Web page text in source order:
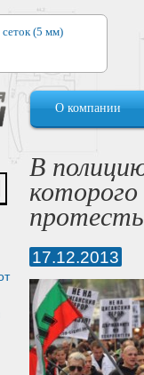
(5 мм)
окон
5, 6 мм)
дверей
О компании
В
которого
17.12.2013